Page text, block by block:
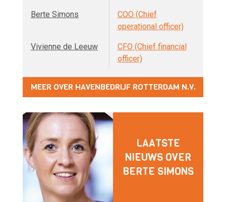
Berte Simons
COO (Chief
operational officer)
Vivienne de Leeuw
CFO (Chief financial
officer)
MEER OVER HAVENBEDRIJF ROTTERDAM N.V.
LAATSTE
NIEUWS OVER
BERTE SIMONS